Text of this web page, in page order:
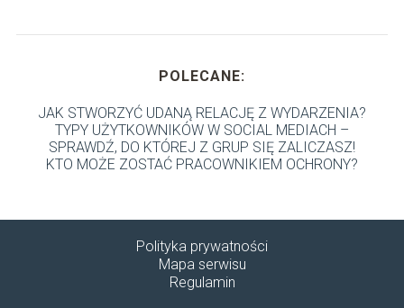
POLECANE:
JAK STWORZYĆ UDANĄ RELACJĘ Z WYDARZENIA?
TYPY UŻYTKOWNIKÓW W SOCIAL MEDIACH –
SPRAWDŹ, DO KTÓREJ Z GRUP SIĘ ZALICZASZ!
KTO MOŻE ZOSTAĆ PRACOWNIKIEM OCHRONY?
Polityka prywatności
Mapa serwisu
Regulamin